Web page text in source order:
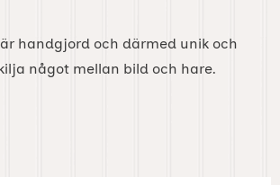
handgjord och därmed unik och
något mellan bild och hare.